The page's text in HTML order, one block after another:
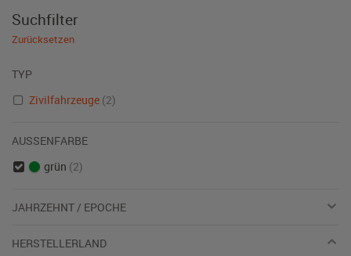
Suchfilter
Zurücksetzen
TYP
Zivilfahrzeuge (2)
AUSSENFARBE
grün (2)
JAHRZEHNT / EPOCHE
HERSTELLERLAND